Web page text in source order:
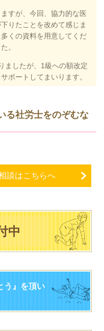
すが、今回、協力的な医
りたことを改めて感じま
くの資料を用意してくだ
。
ましたが、1級への額改定
ポートしてまいります。
る社労士をのぞむな
談はこちらへ
中
』 を頂い